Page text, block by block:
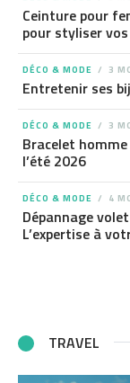
Ceinture pour
pour styliser
DÉCO & MODE 3
Entretenir ses
DÉCO & MODE 3
Bracelet
l’été 2026
DÉCO & MODE 4
Dépannage
L’expertise à
TRAVEL